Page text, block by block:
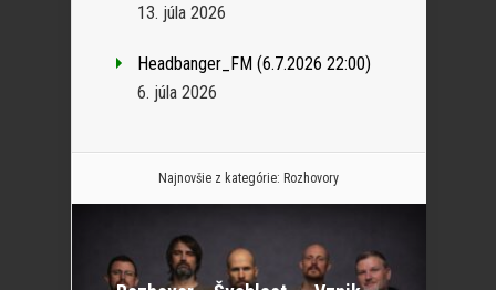
13. júla 2026
Headbanger_FM (6.7.2026 22:00)
6. júla 2026
Najnovšie z kategórie: Rozhovory